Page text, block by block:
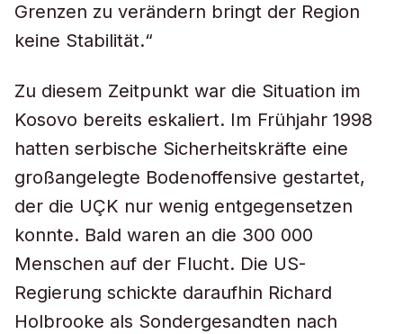
Grenzen zu verändern bringt der Region
keine Stabilität.“
Zu diesem Zeitpunkt war die Situation im
Kosovo bereits eskaliert. Im Frühjahr 1998
hatten serbische Sicherheitskräfte eine
großangelegte Bodenoffensive gestartet,
der die UÇK nur wenig entgegensetzen
konnte. Bald waren an die 300 000
Menschen auf der Flucht. Die US-
Regierung schickte daraufhin Richard
Holbrooke als Sondergesandten nach